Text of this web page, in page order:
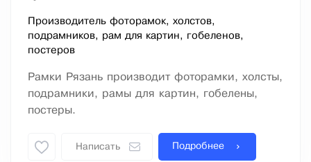
Производитель фоторамок, холстов,
подрамников, рам для картин, гобеленов,
постеров
Рамки Рязань производит фоторамки, холсты,
подрамники, рамы для картин, гобелены,
постеры.
Написать Подробнее